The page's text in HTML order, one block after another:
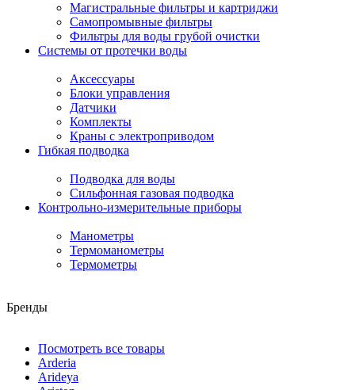
Магистральные фильтры и картриджи
Самопромывные фильтры
Фильтры для воды грубой очистки
Системы от протечки воды
Аксессуары
Блоки управления
Датчики
Комплекты
Краны с электроприводом
Гибкая подводка
Подводка для воды
Сильфонная газовая подводка
Контрольно-измерительные приборы
Манометры
Термоманометры
Термометры
Бренды
Посмотреть все товары
Arderia
Arideya